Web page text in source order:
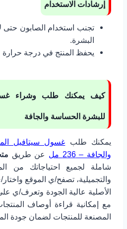
إرشادات الاستخدام
تجنب استخدام الصابون حتى
البشرة.
يحفظ المنتج في درجة حرارة
كيف يمكنك طلب وشراء
للبشرة الحساسة والجافة
يمكنك طلب غسول سيتافيل
والجافة – 236 مل
عن طريق
شاملة لجميع احتياجاتك من
والتجميلية، تصفح/ي الموقع
الأصلية عالية الجودة وتعرف/ي
مع إمكانية قراءة أوصاف
المصنعة للمنتجات لضمان جودة